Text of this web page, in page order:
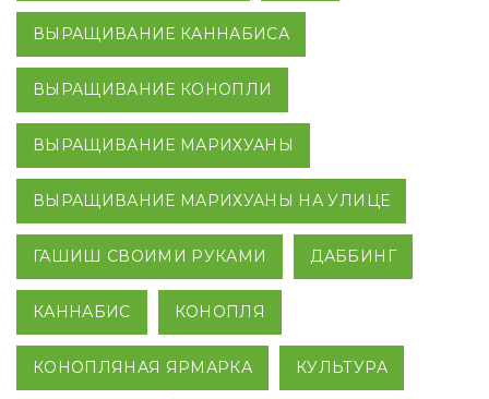
ВЫРАЩИВАНИЕ КАННАБИСА
ВЫРАЩИВАНИЕ КОНОПЛИ
ВЫРАЩИВАНИЕ МАРИХУАНЫ
ВЫРАЩИВАНИЕ МАРИХУАНЫ НА УЛИЦЕ
ГАШИШ СВОИМИ РУКАМИ ДАББИНГ
КАННАБИС КОНОПЛЯ
КОНОПЛЯНАЯ ЯРМАРКА КУЛЬТУРА